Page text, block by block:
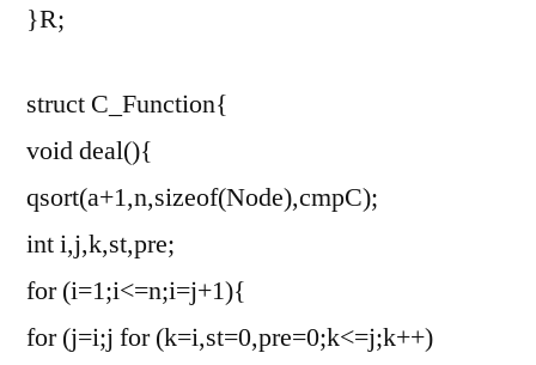
}R;
struct C_Function{
void deal(){
qsort(a+1,n,sizeof(Node),cmpC);
int i,j,k,st,pre;
for (i=1;i<=n;i=j+1){
for (j=i;j for (k=i,st=0,pre=0;k<=j;k++)